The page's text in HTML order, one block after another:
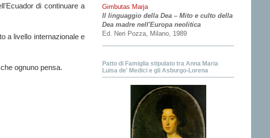
di continuare a
a livello internazionale e
ognuno pensa.
Gimbutas Marja
Il linguaggio della Dea – Mito e culto della
Dea madre nell'Europa neolitica
Ed. Neri Pozza, Milano, 1989
Patto di Famiglia stipulato tra Anna Maria
Luisa de' Medici e gli Asburgo-Lorena